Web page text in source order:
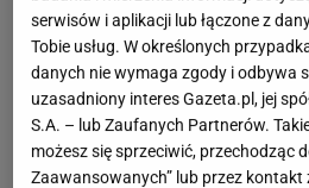
serwisów i aplikacji lub łączone z
Tobie usług. W określonych
danych nie wymaga zgody i odbywa
uzasadniony interes Gazeta.pl, jej
S.A. – lub Zaufanych Partnerów.
możesz się sprzeciwić, przechodząc
Zaawansowanych” lub przez